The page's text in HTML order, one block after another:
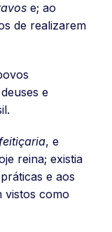
e; ao
de realizarem
e
, e
reina; existia
e aos
vistos como